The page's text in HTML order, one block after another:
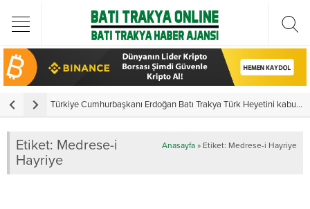
Türkiye Cumhurbaşkanı Erdoğan Batı Trakya Türk Heyetini kabul etti
Anasayfa » Etiket: Medrese-i Hayriye
Etiket: Medrese-i
Hayriye